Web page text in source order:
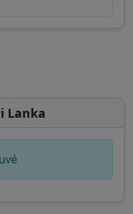
Lanka